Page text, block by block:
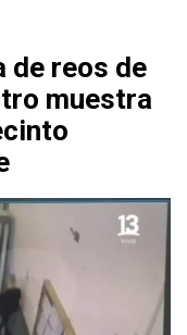
de reos de
muestra